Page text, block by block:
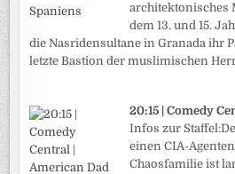
architektonisches
dem 13. und 15.
die Nasridensultane in Granada ihr
letzte Bastion der muslimischen
20:15 | Comedy
Infos zur
einen CIA-
Chaosfamilie ist